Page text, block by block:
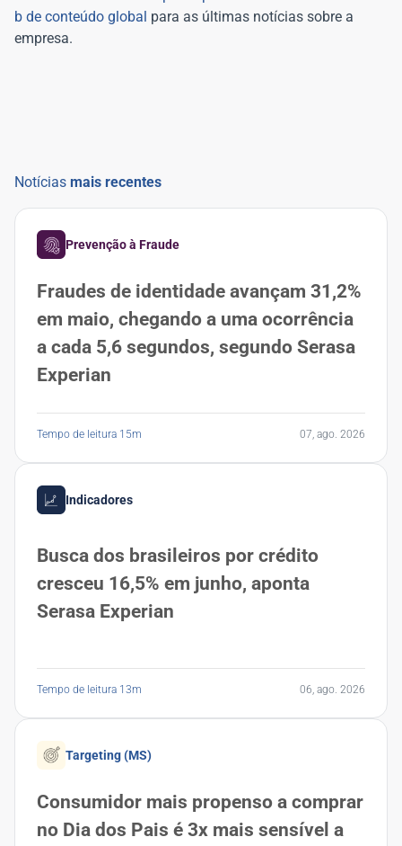
b de conteúdo global para as últimas notícias sobre a
empresa.
Notícias mais recentes
Prevenção à Fraude
Fraudes de identidade avançam 31,2%
em maio, chegando a uma ocorrência
a cada 5,6 segundos, segundo Serasa
Experian
Tempo de leitura 15m 07, ago. 2026
Indicadores
Busca dos brasileiros por crédito
cresceu 16,5% em junho, aponta
Serasa Experian
Tempo de leitura 13m 06, ago. 2026
Targeting (MS)
Consumidor mais propenso a comprar
no Dia dos Pais é 3x mais sensível a